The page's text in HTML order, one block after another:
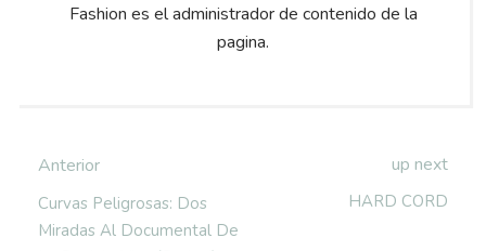
Fashion es el administrador de contenido de la
pagina.
Anterior
Curvas Peligrosas: Dos
Miradas Al Documental De
up next
HARD CORD